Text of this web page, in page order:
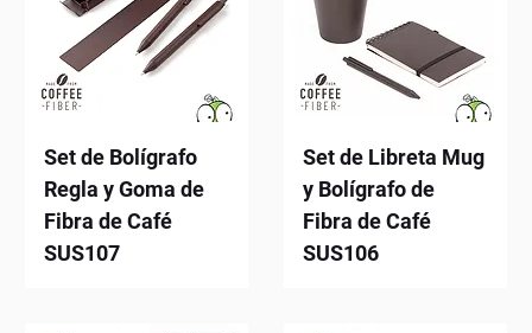
Set de Bolígrafo
Regla y Goma de
Fibra de Café
SUS107
Set de Libreta Mug
y Bolígrafo de
Fibra de Café
SUS106